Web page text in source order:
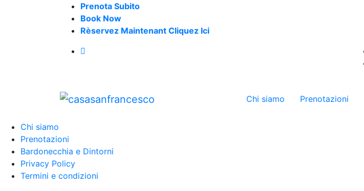
Prenota Subito
Book Now
Rèservez Maintenant Cliquez Ici
Chi siamo Prenotazioni
Chi siamo
Prenotazioni
Bardonecchia e Dintorni
Privacy Policy
Termini e condizioni